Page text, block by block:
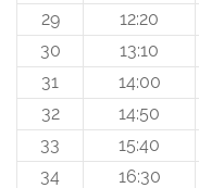
29
12:20
30
13:10
31
14:00
32
14:50
33
15:40
34
16:30